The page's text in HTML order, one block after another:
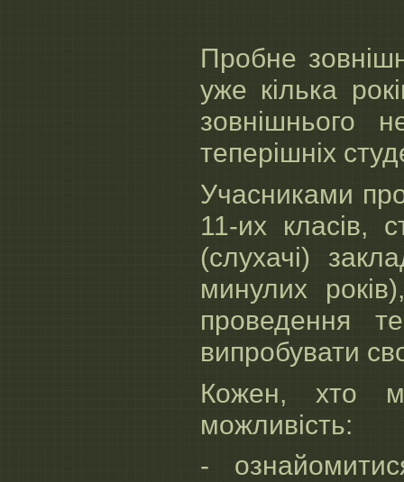
Пробне
уже кілька
зовнішнього
теперішніх
Учасниками
11-их класів,
(слухачі)
минулих
проведення
випробувати
Кожен, хто
можливість:
-